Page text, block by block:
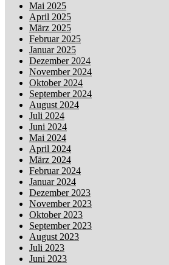
Mai 2025
April 2025
März 2025
Februar 2025
Januar 2025
Dezember 2024
November 2024
Oktober 2024
September 2024
August 2024
Juli 2024
Juni 2024
Mai 2024
April 2024
März 2024
Februar 2024
Januar 2024
Dezember 2023
November 2023
Oktober 2023
September 2023
August 2023
Juli 2023
Juni 2023